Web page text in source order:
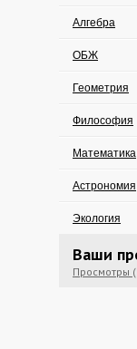
Алгебра
ОБЖ
Геометрия
Философия
Математика
Астрономия
Экология
Ваши
Просмотры